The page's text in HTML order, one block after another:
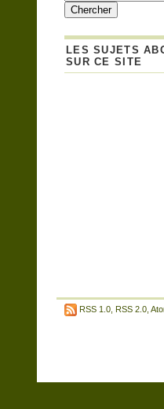
LES SUJETS
SUR CE SITE
RSS 1.0 RSS 2.0